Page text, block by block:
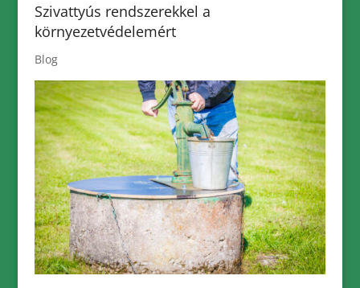
Szivattyús rendszerekkel a
környezetvédelemért
Blog